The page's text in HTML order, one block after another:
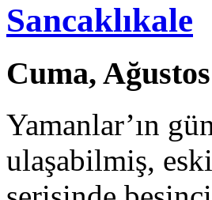
Sancaklıkale
Cuma,
Yamanlar’ın
ulaşabilmiş,